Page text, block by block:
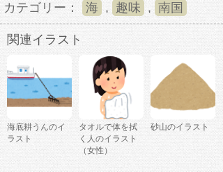
カテゴリー： 海 , 趣味 , 南国
関連イラスト
海底耕うんのイ
ラスト
タオルで体を拭
く人のイラスト
（女性）
砂山のイラスト